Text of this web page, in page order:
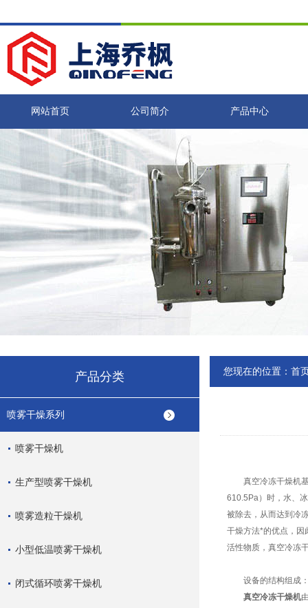
网站首页 公司简介 产品中心
产品分类
喷雾干燥系列
喷雾干燥机
生产型喷雾干燥机
喷雾造粒干燥机
小型低温喷雾干燥机
闭式循环喷雾干燥机
您现在的位置： 首
真空冷冻干燥机基
610.5Pa）时，水、
被除去，从而达到冷
干燥方法*的优点，因
活性物质，真空冷冻
设备的结构组成
真空冷冻干燥机